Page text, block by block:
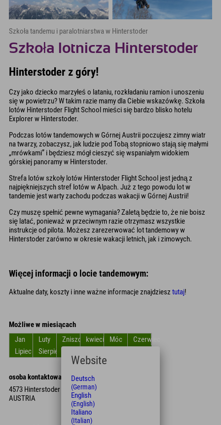
Szkoła tandemu i paralotniarstwa w Hinterstoder
Szkoła lotnicza Hinterstoder
Hinterstoder z góry!
Czy jako dziecko marzyłeś o lataniu, rozkładaniu ramion i unoszeniu
się w powietrzu? W takim razie mamy dla Ciebie wskazówkę. Szkoła
lotów Hinterstoder Flight School mieści się bardzo blisko hotelu
Explorer w Hinterstoder.
Podczas lotów tandemowych w Górnej Austrii poczujesz zimny wiatr
na twarzy, zobaczysz, jak ludzie pod Tobą stopniowo stają się małymi
„mrówkami” i będziesz mógł cieszyć się wspaniałym widokiem
górskiej panoramy w Hinterstoder.
Strefa lotów szkoły lotów Hinterstoder Flight School jest jedną z
najpiękniejszych stref lotów w Alpach. Już z tego powodu lot w
tandemie jest warty zachodu podczas wakacji w Górnej Austrii!
Czy muszę spełnić pewne wymagania? Zaletą będzie to, że nie boisz
się latać, ponieważ w przeciwnym razie otrzymasz wszystkie
instrukcje od pilota. Możesz zarezerwować lot tandemowy w
Hinterstoder zarówno w okresie wakacji letnich, jak i zimowych.
Więcej informacji o locie tandemowym:
Aktualne daty, koszty i inne ważne informacje znajdziesz tutaj!
Możliwe w miesiącach
Jan
Luty ZniszczyćkwiecieńMóc
Czerwiec
Lipiec
Sierpień
osoba kontaktowa
4573 Hinterstoder
AUSTRIA
Website
Deutsch
(German)
English
(English)
Italiano
(Italian)